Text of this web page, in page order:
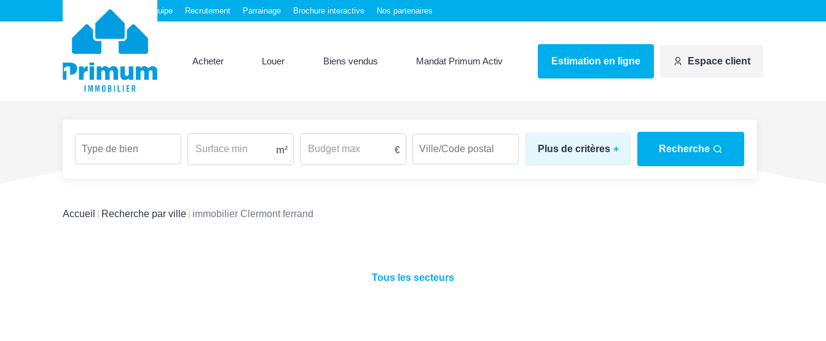
Nos agences Notre équipe Recrutement Parrainage Brochure interactive Nos partenaires
Acheter Louer Biens vendus Mandat Primum Activ Estimation en ligne Espace client
m² € Plus de critères + Recherche
Accueil Recherche par ville immobilier Clermont ferrand
Tous les secteurs